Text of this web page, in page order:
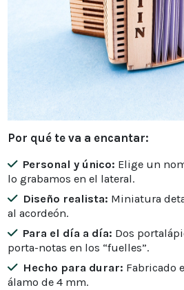
Por qué te va a encantar:
Personal y único: Elige un
lo grabamos en el lateral.
Diseño realista: Miniatura
al acordeón.
Para el día a día: Dos
porta-notas en los “fuelles”.
Hecho para durar: Fabricado
álamo de 4 mm.